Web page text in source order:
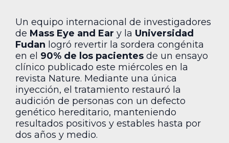
Un equipo internacional de investigadores
de Mass Eye and Ear y la Universidad
Fudan logró revertir la sordera congénita
en el 90% de los pacientes de un ensayo
clínico publicado este miércoles en la
revista Nature. Mediante una única
inyección, el tratamiento restauró la
audición de personas con un defecto
genético hereditario, manteniendo
resultados positivos y estables hasta por
dos años y medio.